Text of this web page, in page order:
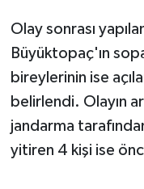
Olay sonrası
Büyüktopaç'ın
bireylerinin ise
belirlendi. Olayın
jandarma
yitiren 4 kişi ise